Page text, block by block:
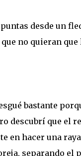
desde un
no quieran
bastante
descubrí que el
en hacer una
separando el